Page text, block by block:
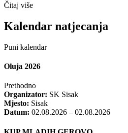
Čitaj više
Kalendar natjecanja
Puni kalendar
Oluja 2026
Prethodno
Organizator: SK Sisak
Mjesto: Sisak
Datum: 02.08.2026 – 02.08.2026